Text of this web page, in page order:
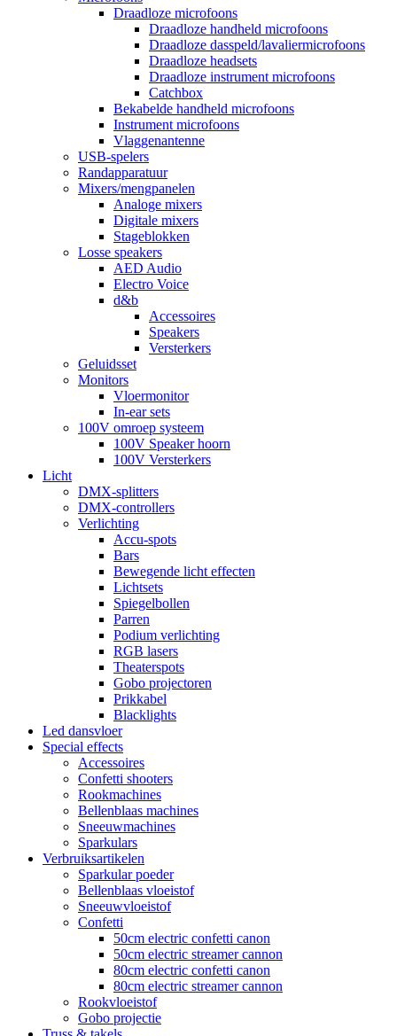
Draadloze microfoons
Draadloze handheld microfoons
Draadloze dasspeld/lavaliermicrofoons
Draadloze headsets
Draadloze instrument microfoons
Catchbox
Bekabelde handheld microfoons
Instrument microfoons
Vlaggenantenne
USB-spelers
Randapparatuur
Mixers/mengpanelen
Analoge mixers
Digitale mixers
Stageblokken
Losse speakers
AED Audio
Electro Voice
d&b
Accessoires
Speakers
Versterkers
Geluidsset
Monitors
Vloermonitor
In-ear sets
100V omroep systeem
100V Speaker hoorn
100V Versterkers
Licht
DMX-splitters
DMX-controllers
Verlichting
Accu-spots
Bars
Bewegende licht effecten
Lichtsets
Spiegelbollen
Parren
Podium verlichting
RGB lasers
Theaterspots
Gobo projectoren
Prikkabel
Blacklights
Led dansvloer
Special effects
Accessoires
Confetti shooters
Rookmachines
Bellenblaas machines
Sneeuwmachines
Sparkulars
Verbruiksartikelen
Sparkular poeder
Bellenblaas vloeistof
Sneeuwvloeistof
Confetti
50cm electric confetti canon
50cm electric streamer cannon
80cm electric confetti canon
80cm electric streamer cannon
Rookvloeistof
Gobo projectie